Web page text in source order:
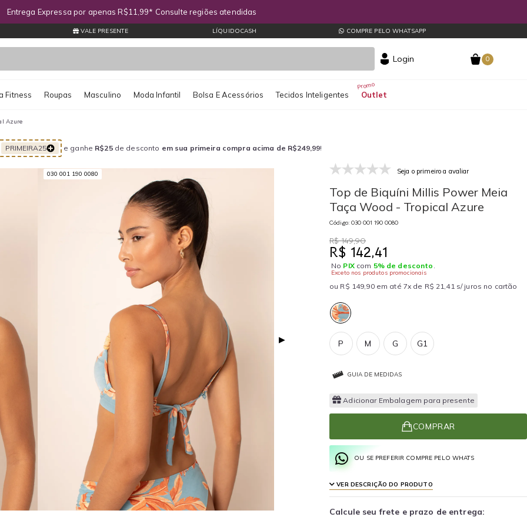
Entrega Expressa por apenas R$11,99* Consulte regiões atendidas
VALE PRESENTE LÍQUIDOCASH COMPRE PELO WHATSAPP
Login 0
Bolsa E Acessórios
Masculino Moda Infantil
Roupas
Fitness Outlet
Tecidos Inteligentes
Azure
PRIMEIRA25 e ganhe R$25de desconto em sua primeira compra acima de R$249,99!
030 001 190 0080 030 001 190 0080
▶
Seja o primeiro a avaliar
Top de Biquíni Millis Power Meia
Taça Wood - Tropical Azure
Código: 030 001 190 0080
R$ 149,90
R$ 142,41
No PIXcom 5% de desconto .
Exceto nos produtos promocionais
ou R$ 149,90 em até 7x de R$ 21,41 s/ juros no cartão
G G1
M
P
GUIA DE MEDIDAS
Adicionar Embalagem para presente
COMPRAR
OU SE PREFERIR COMPRE PELO WHATS
VER DESCRIÇÃO DO PRODUTO
Calcule seu frete e prazo de entrega: